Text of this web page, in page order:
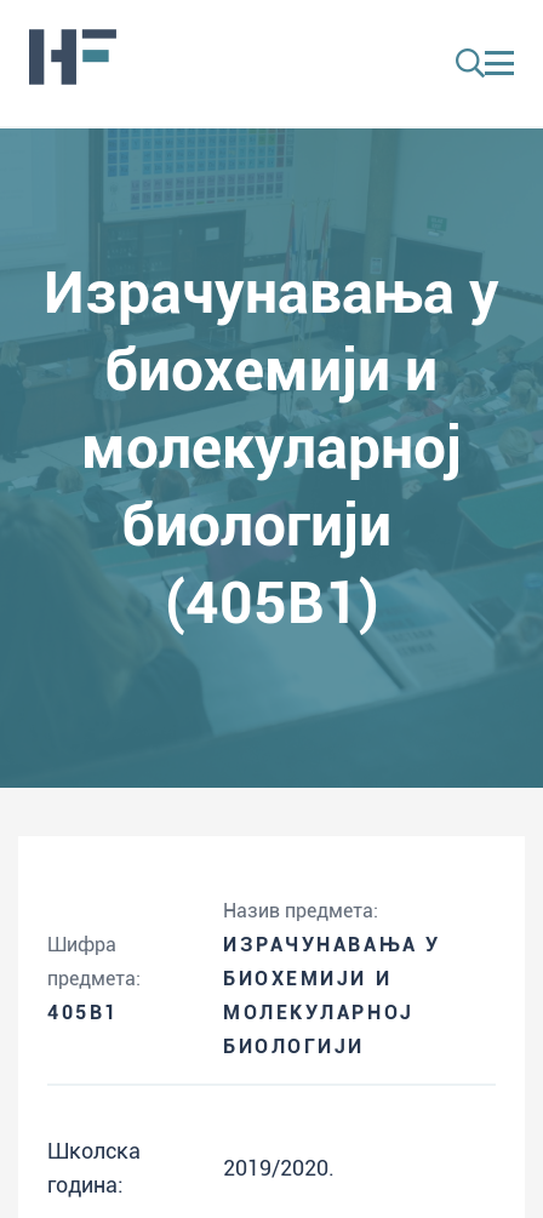
Израчунавања у
биохемији и
молекуларној
биологији
(405B1)
Шифра
предмета:
405B1
Назив предмета:
ИЗРАЧУНАВАЊА У
БИОХЕМИЈИ И
МОЛЕКУЛАРНОЈ
БИОЛОГИЈИ
Школска
година:
2019/2020.